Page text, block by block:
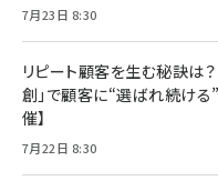
7月23日 8:30
リピート顧客を生む秘訣は？
創」で顧客に“選ばれ続ける
催】
7月22日 8:30